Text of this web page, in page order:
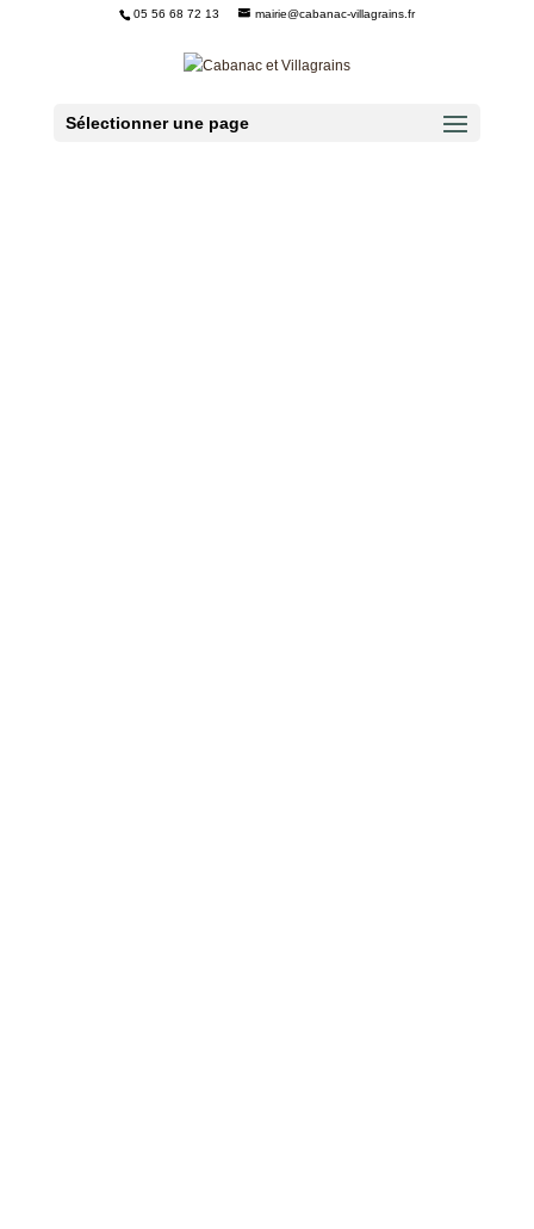
05 56 68 72 13 mairie@cabanac-villagrains.fr
Sélectionner une page